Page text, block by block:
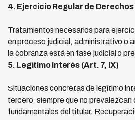
4. Ejercicio Regular de Derechos
Tratamientos necesarios para
en proceso judicial, administrativo o
la cobranza está en fase judicial o
5. Legítimo Interés (Art. 7, IX)
Situaciones concretas de legítimo
tercero, siempre que no prevalezcan
fundamentales del titular.